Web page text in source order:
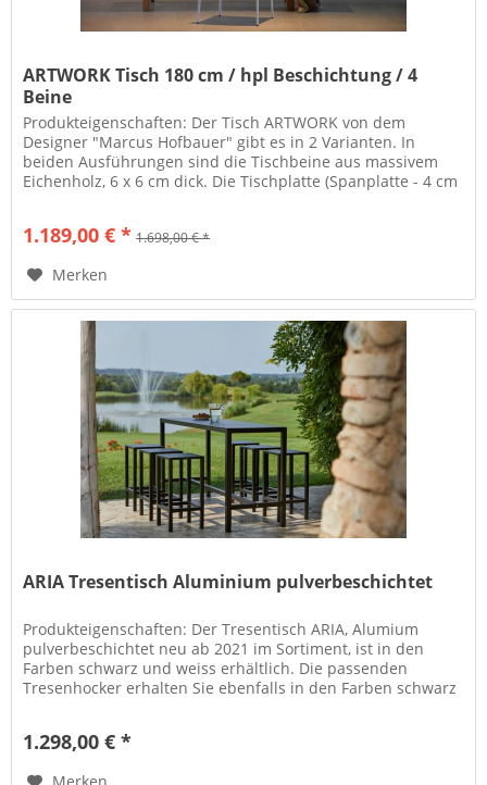
ARTWORK Tisch 180 cm / hpl Beschichtung / 4
Beine
Produkteigenschaften: Der Tisch ARTWORK von dem
Designer "Marcus Hofbauer" gibt es in 2 Varianten. In
beiden Ausführungen sind die Tischbeine aus massivem
Eichenholz, 6 x 6 cm dick. Die Tischplatte (Spanplatte - 4 cm
1.189,00 € * 1.698,00 € *
Merken
ARIA Tresentisch Aluminium pulverbeschichtet
Produkteigenschaften: Der Tresentisch ARIA, Alumium
pulverbeschichtet neu ab 2021 im Sortiment, ist in den
Farben schwarz und weiss erhältlich. Die passenden
Tresenhocker erhalten Sie ebenfalls in den Farben schwarz
1.298,00 € *